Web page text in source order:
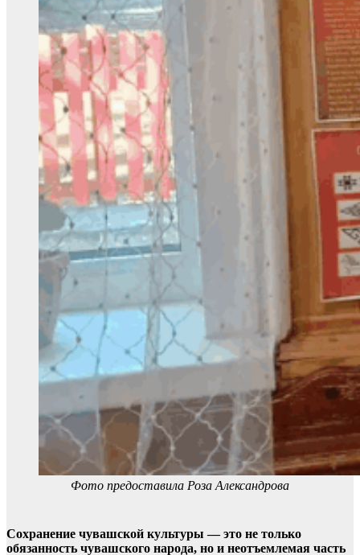
Фото предоставила Роза Александрова
Сохранение чувашской культуры — это не только
обязанность чувашского народа, но и неотъемлемая часть